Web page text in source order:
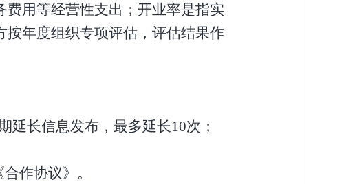
费用等经营性支出 ； 开业率是指实
按年度组织专项评估，评估结果作
延长信息发布，最多延长10次；
作协议》。